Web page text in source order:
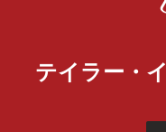
テイラー・